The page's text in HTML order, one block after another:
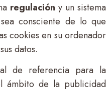
regulación y un sistema
consciente de lo que
cookies en su ordenador
datos.
de referencia para la
ámbito de la publicidad